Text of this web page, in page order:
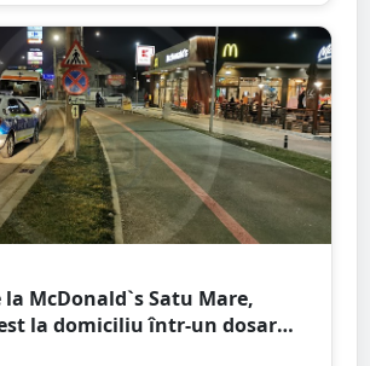
McDonald`s Satu Mare,
la domiciliu într-un dosar
de droguri